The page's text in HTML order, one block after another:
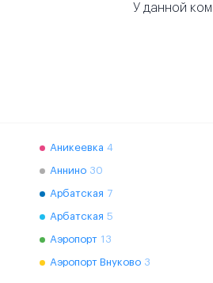
У данной
Аникеевка 4
Аннино 30
Арбатская 7
Арбатская 5
Аэропорт 13
Аэропорт Внуково 3